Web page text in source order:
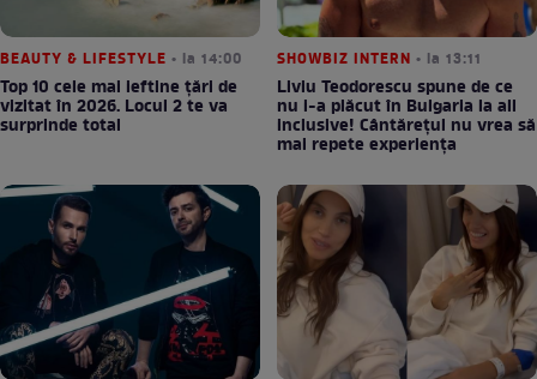
BEAUTY & LIFESTYLE • la 14:00
Top 10 cele mai ieftine țări de
vizitat în 2026. Locul 2 te va
surprinde total
SHOWBIZ INTERN • la 13:11
Liviu Teodorescu spune de ce
nu i-a plăcut în Bulgaria la all
inclusive! Cântărețul nu vrea să
mai repete experiența